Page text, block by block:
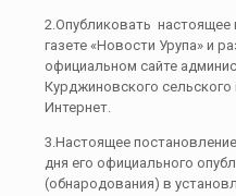
2.Опубликовать настоящее
газете «Новости Урупа» и
официальном сайте
Курджиновского сельского
Интернет.
3.Настоящее
дня его официального
(обнародования) в